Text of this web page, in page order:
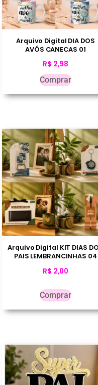
Arquivo Digital DIA DOS
AVÓS CANECAS 01
R$ 2,98
Comprar
Arquivo Digital KIT DIAS
PAIS LEMBRANCINHAS 04
R$ 2,00
Comprar